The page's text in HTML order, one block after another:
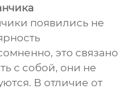
появились не
это связано
с собой, они не
В отличие от